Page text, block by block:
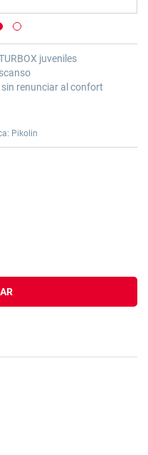
juveniles
renunciar al confort
Pikolin